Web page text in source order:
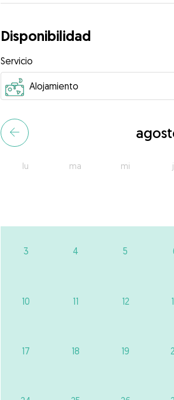
Disponibilidad
Servicio
lu ma mi
3 4 5
10 11 12
17 18 19